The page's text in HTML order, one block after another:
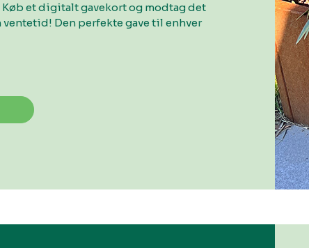
et digitalt gavekort og modtag det
ventetid! Den perfekte gave til enhver